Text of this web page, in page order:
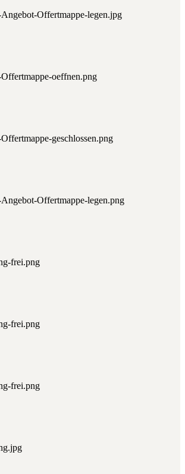
Offertmappe-legen.jpg
oeffnen.png
geschlossen.png
Offertmappe-legen.png
frei.png
frei.png
frei.png